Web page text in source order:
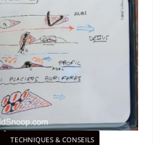
TECHNIQUES & CONSEILS